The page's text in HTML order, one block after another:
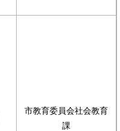
市教育委員会社会教育
課